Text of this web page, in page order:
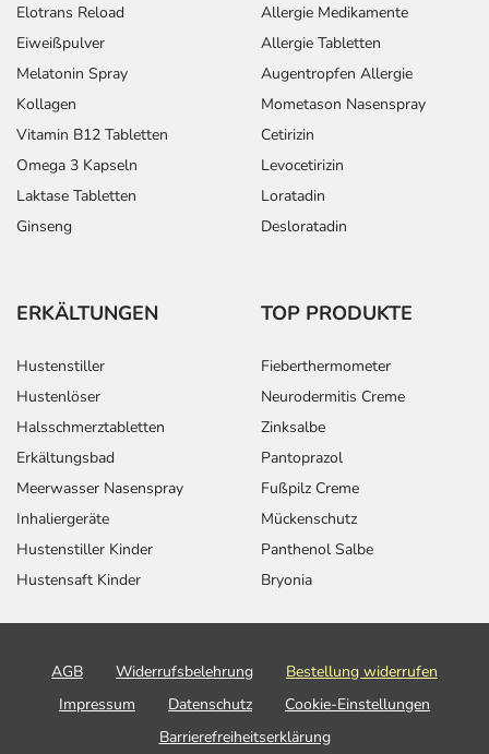
Elotrans Reload
Eiweißpulver
Melatonin Spray
Kollagen
Vitamin B12 Tabletten
Omega 3 Kapseln
Laktase Tabletten
Ginseng
Allergie Medikamente
Allergie Tabletten
Augentropfen Allergie
Mometason Nasenspray
Cetirizin
Levocetirizin
Loratadin
Desloratadin
ERKÄLTUNGEN
Hustenstiller
Hustenlöser
Halsschmerztabletten
Erkältungsbad
Meerwasser Nasenspray
Inhaliergeräte
Hustenstiller Kinder
Hustensaft Kinder
TOP PRODUKTE
Fieberthermometer
Neurodermitis Creme
Zinksalbe
Pantoprazol
Fußpilz Creme
Mückenschutz
Panthenol Salbe
Bryonia
AGB Widerrufsbelehrung
Bestellung widerrufen
Impressum
Datenschutz
Cookie-Einstellungen
Barrierefreiheitserklärung